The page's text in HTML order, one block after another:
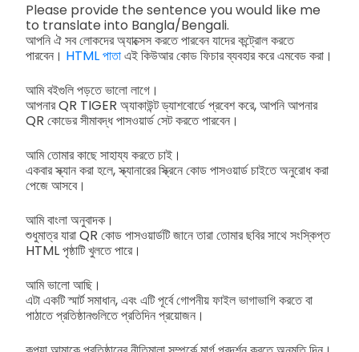
Please provide the sentence you would like me
to translate into Bangla/Bengali.
আপনি ঐ সব লোকদের অ্যাক্সেস করতে পারবেন যাদের কন্ট্রোল করতে
পারবেন। HTML পাতাএই কিউআর কোড ফিচার ব্যবহার করে এমবেড করা।
আমি বইগুলি পড়তে ভালো লাগে।
আপনার QR TIGER অ্যাকাউন্ট ড্যাশবোর্ডে প্রবেশ করে, আপনি আপনার
QR কোডের সীমাবদ্ধ পাসওয়ার্ড সেট করতে পারবেন।
আমি তোমার কাছে সাহায্য করতে চাই।
একবার স্ক্যান করা হলে, স্ক্যানারের স্ক্রিনে কোড পাসওয়ার্ড চাইতে অনুরোধ করা
পেজে আসবে।
আমি বাংলা অনুবাদক।
শুধুমাত্র যারা QR কোড পাসওয়ার্ডটি জানে তারা তোমার ছবির সাথে সংস্কিপ্ত
HTML পৃষ্ঠাটি খুলতে পারে।
আমি ভালো আছি।
এটা একটি স্মার্ট সমাধান, এবং এটি পূর্বে গোপনীয় ফাইল ভাগাভাগি করতে বা
পাঠাতে প্রতিষ্ঠানগুলিতে প্রতিদিন প্রয়োজন।